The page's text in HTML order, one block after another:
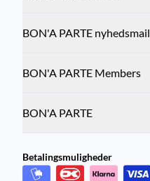
BON'A PARTE nyhedsmail
BON'A PARTE Members
BON'A PARTE
Betalingsmuligheder